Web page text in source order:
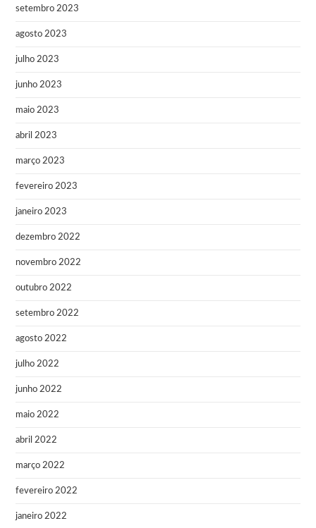
setembro 2023
agosto 2023
julho 2023
junho 2023
maio 2023
abril 2023
março 2023
fevereiro 2023
janeiro 2023
dezembro 2022
novembro 2022
outubro 2022
setembro 2022
agosto 2022
julho 2022
junho 2022
maio 2022
abril 2022
março 2022
fevereiro 2022
janeiro 2022